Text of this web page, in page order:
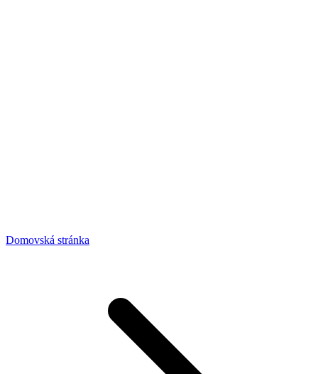
Domovská stránka